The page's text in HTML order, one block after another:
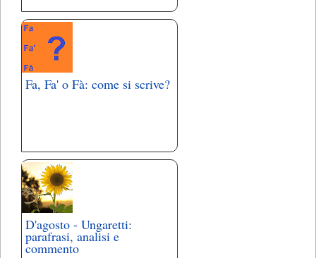
Fa, Fa' o Fà: come si scrive?
D'agosto - Ungaretti:
parafrasi, analisi e
commento